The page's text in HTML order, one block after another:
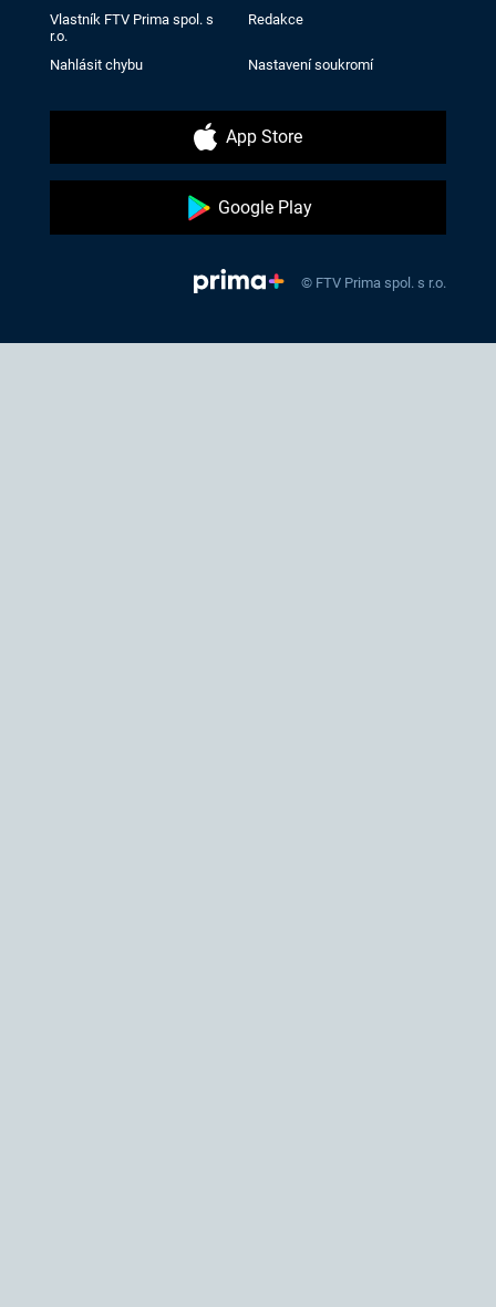
Vlastník FTV Prima spol. s
r.o.
Redakce
Nahlásit chybu Nastavení soukromí
App Store
Google Play
© FTV Prima spol. s r.o.